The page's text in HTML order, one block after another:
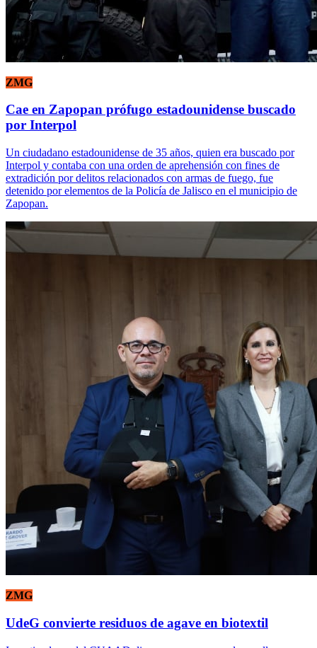
ZMG
Cae en Zapopan prófugo estadounidense buscado
por Interpol
Un ciudadano estadounidense de 35 años, quien era buscado por
Interpol y contaba con una orden de aprehensión con fines de
extradición por delitos relacionados con armas de fuego, fue
detenido por elementos de la Policía de Jalisco en el municipio de
Zapopan.
ZMG
UdeG convierte residuos de agave en biotextil